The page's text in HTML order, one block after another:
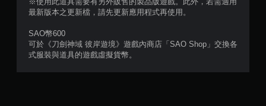
最新版本之更新檔，請先更新應用程式再使用。
SAO幣600
可於《刀劍神域 彼岸遊境》遊戲內商店「SAO Shop」交換各
式服裝與道具的遊戲虛擬貨幣。